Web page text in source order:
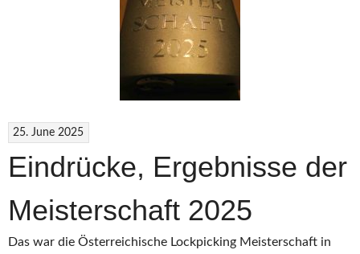
25. June 2025
Eindrücke, Ergebnisse der
Meisterschaft 2025
Das war die Österreichische Lockpicking Meisterschaft in